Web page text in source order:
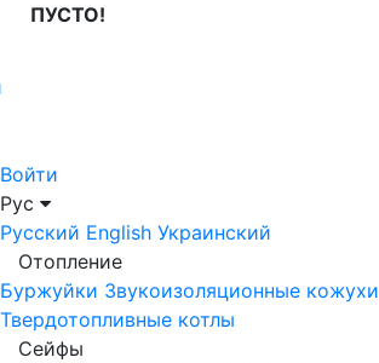
ПУСТО!
Войти
Рус
Русский English Украинский
Отопление
Буржуйки Звукоизоляционные кожухи
Твердотопливные котлы
Сейфы